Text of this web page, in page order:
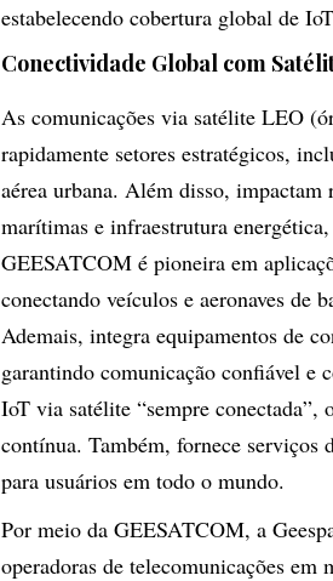
estabelecendo cobertura global de
Conectividade Global com
As comunicações via satélite LEO
rapidamente setores estratégicos,
aérea urbana. Além disso, impactam
marítimas e infraestrutura
GEESATCOM é pioneira em
conectando veículos e aeronaves de
Ademais, integra equipamentos de
garantindo comunicação confiável e
IoT via satélite “sempre conectada”,
contínua. Também, fornece serviços
para usuários em todo o mundo.
Por meio da GEESATCOM, a
operadoras de telecomunicações em